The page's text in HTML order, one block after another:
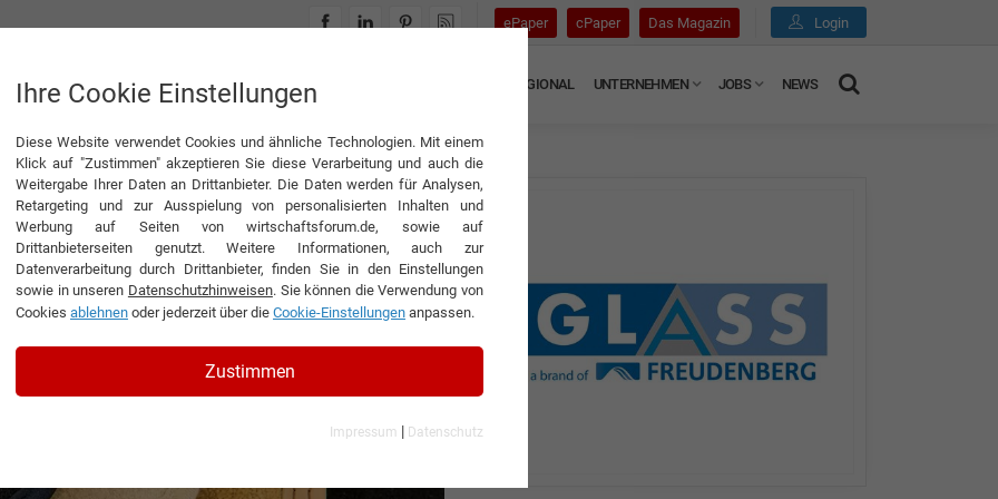
ePaper cPaper Das Magazin Login
INTERVIEWS REGIONAL UNTERNEHMEN JOBS NEWS
Design und Komfort im Fußraum
und Komfort im
der Hanns GLASS GmbH & Co. KG
Ihre Cookie Einstellungen
Diese Website verwendet Cookies und ähnliche Technologien. Mit einem
Klick auf "Zustimmen" akzeptieren Sie diese Verarbeitung und auch die
Weitergabe Ihrer Daten an Drittanbieter. Die Daten werden für Analysen,
Retargeting und zur Ausspielung von personalisierten Inhalten und
Werbung auf Seiten von wirtschaftsforum.de, sowie auf
Drittanbieterseiten genutzt. Weitere Informationen, auch zur
Datenverarbeitung durch Drittanbieter, finden Sie in den Einstellungen
sowie in unseren Datenschutzhinweisen. Sie können die Verwendung von
Cookies ablehnen oder jederzeit über die Cookie-Einstellungen anpassen.
Zustimmen
Impressum | Datenschutz